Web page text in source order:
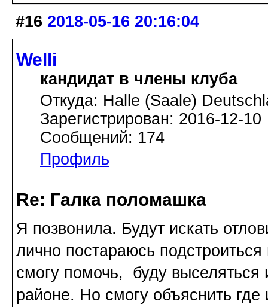
#16 2018-05-16 20:16:04
Welli
кандидат в члены клуба
Откуда: Halle (Saale)
Зарегистрирован: 2016-12-10
Сообщений: 174
Профиль
Re: Галка поломашка
Я позвонила. Будут искать
лично постараюсь
смогу помочь, буду выселяться
районе. Но смогу объяснить где